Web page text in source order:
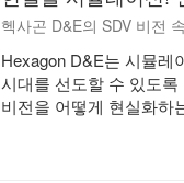
헥사곤 D&E의 SDV 비전
Hexagon D&E는 시뮬레
시대를 선도할 수 있도
비전을 어떻게 현실화하